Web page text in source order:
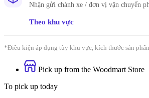
Nhận gửi chành xe / đơn vị vận chuyển
Theo khu vực
*Điều kiện áp dụng tùy khu vực, kích thước sản
Pick up from the Woodmart Store
To pick up today